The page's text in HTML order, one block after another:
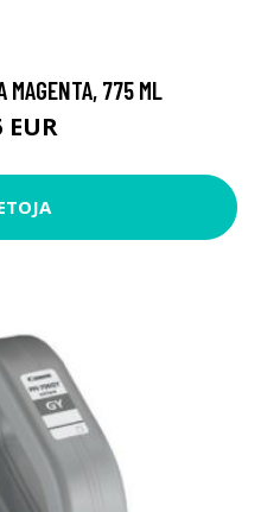
MAGENTA, 775 ML
EUR